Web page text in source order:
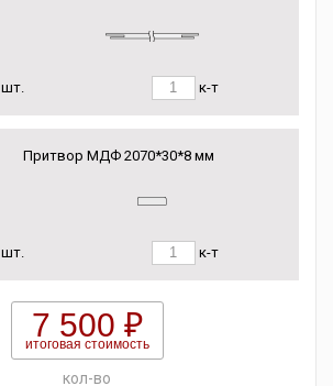
шт. к-т
Притвор МДФ 2070*30*8 мм
шт. к-т
7 500 ₽
итоговая стоимость
кол-во